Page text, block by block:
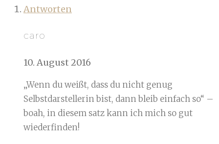
Antworten
caro
10. August 2016
„Wenn du weißt, dass du nicht genug
Selbstdarstellerin bist, dann bleib einfach so“ –
boah, in diesem satz kann ich mich so gut
wiederfinden!